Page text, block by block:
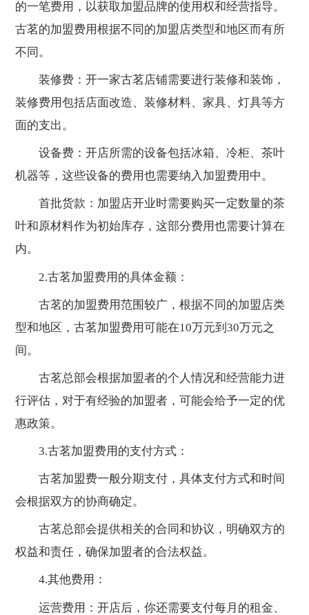
的一笔费用，以获取加盟品牌的使用权和经营指导。
古茗的加盟费用根据不同的加盟店类型和地区而有所
不同。
装修费：开一家古茗店铺需要进行装修和装饰，
装修费用包括店面改造、装修材料、家具、灯具等方
面的支出。
设备费：开店所需的设备包括冰箱、冷柜、茶叶
机器等，这些设备的费用也需要纳入加盟费用中。
首批货款：加盟店开业时需要购买一定数量的茶
叶和原材料作为初始库存，这部分费用也需要计算在
内。
2.古茗加盟费用的具体金额：
古茗的加盟费用范围较广，根据不同的加盟店类
型和地区，古茗加盟费用可能在10万元到30万元之
间。
古茗总部会根据加盟者的个人情况和经营能力进
行评估，对于有经验的加盟者，可能会给予一定的优
惠政策。
3.古茗加盟费用的支付方式：
古茗加盟费一般分期支付，具体支付方式和时间
会根据双方的协商确定。
古茗总部会提供相关的合同和协议，明确双方的
权益和责任，确保加盟者的合法权益。
4.其他费用：
运营费用：开店后，你还需要支付每月的租金、